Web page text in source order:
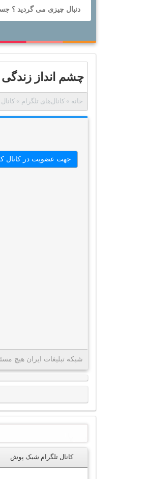
چشم انداز زندگی
خانه » کانال‌های تلگرام »
جهت عضویت در کانال
شبکه تبلیغات ایران هیچ
کانال تلگرام شیک پوش